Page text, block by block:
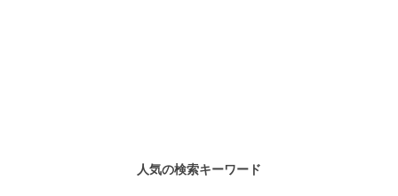
人気の検索キーワード